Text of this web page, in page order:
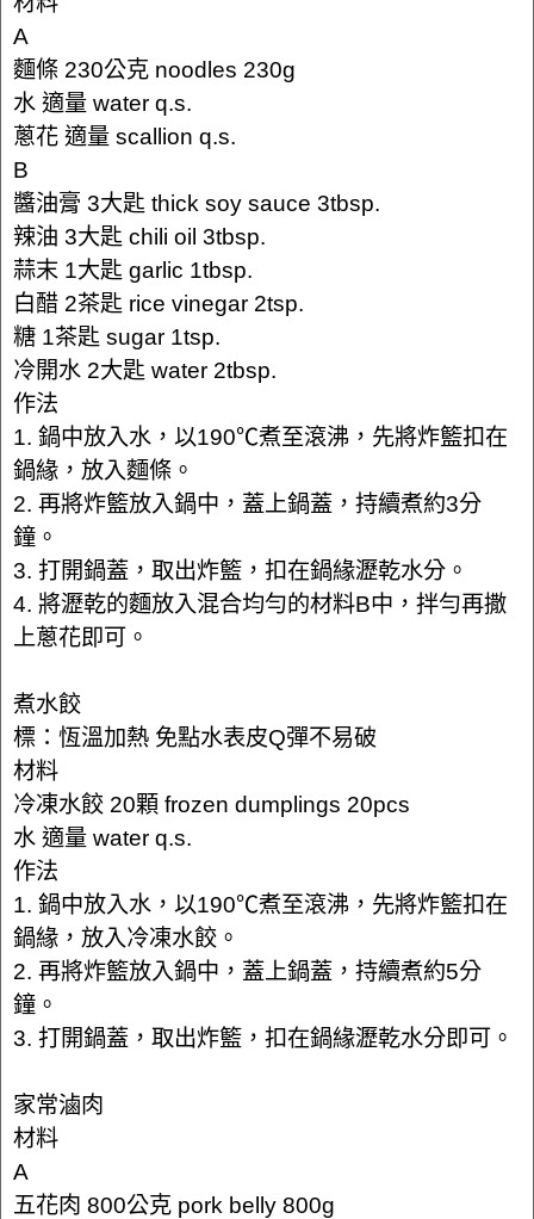
A
麵條 230公克 noodles 230g
水 適量 water q.s.
蔥花 適量 scallion q.s.
B
醬油膏 3大匙 thick soy sauce 3tbsp.
辣油 3大匙 chili oil 3tbsp.
蒜末 1大匙 garlic 1tbsp.
白醋 2茶匙 rice vinegar 2tsp.
糖 1茶匙 sugar 1tsp.
冷開水 2大匙 water 2tbsp.
作法
1. 鍋中放入水，以190℃煮至滾沸，先將炸籃扣在
鍋緣，放入麵條。
2. 再將炸籃放入鍋中，蓋上鍋蓋，持續煮約3分
鐘。
3. 打開鍋蓋，取出炸籃，扣在鍋緣瀝乾水分。
4. 將瀝乾的麵放入混合均勻的材料B中，拌勻再撒
上蔥花即可。
煮水餃
標：恆溫加熱 免點水表皮Q彈不易破
材料
冷凍水餃 20顆 frozen dumplings 20pcs
水 適量 water q.s.
作法
1. 鍋中放入水，以190℃煮至滾沸，先將炸籃扣在
鍋緣，放入冷凍水餃。
2. 再將炸籃放入鍋中，蓋上鍋蓋，持續煮約5分
鐘。
3. 打開鍋蓋，取出炸籃，扣在鍋緣瀝乾水分即可。
家常滷肉
材料
A
五花肉 800公克 pork belly 800g